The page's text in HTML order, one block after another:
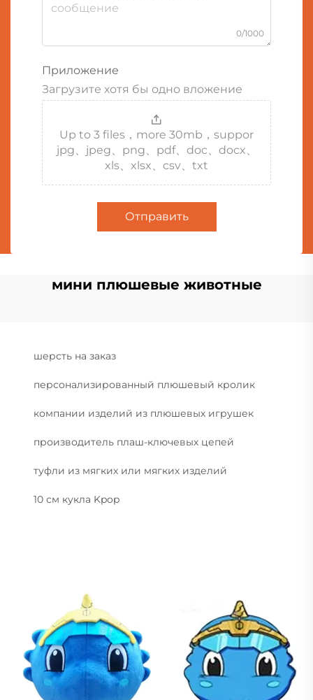
0/1000
Приложение
Загрузите хотя бы одно вложение
Up to 3 files，more 30mb，suppor
jpg、jpeg、png、pdf、doc、docx、
xls、xlsx、csv、txt
Отправить
мини плюшевые животные
шерсть на заказ
персонализированный плюшевый кролик
компании изделий из плюшевых игрушек
производитель плаш-ключевых цепей
туфли из мягких или мягких изделий
10 см кукла Kpop